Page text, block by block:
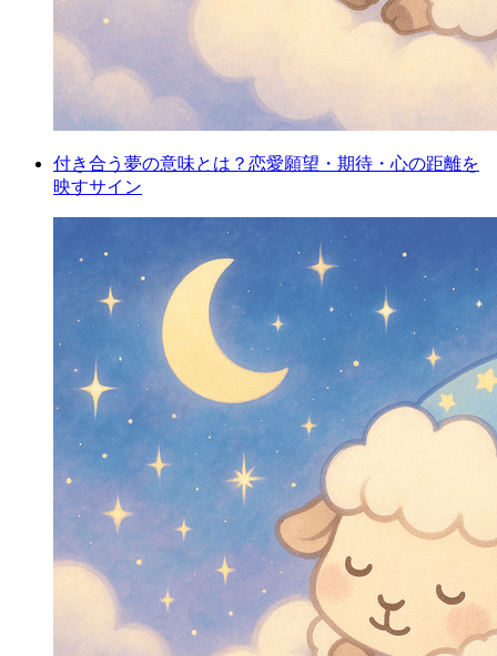
付き合う夢の意味とは？恋愛願望・期待・心の距離を
映すサイン